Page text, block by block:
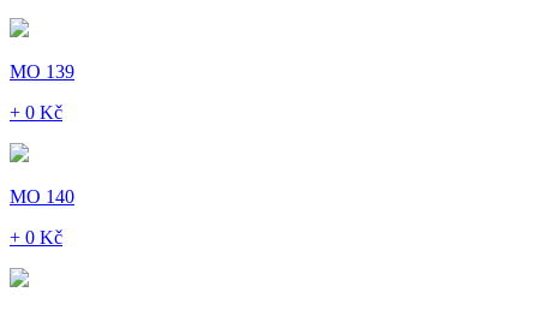
MO 139
+ 0 Kč
MO 140
+ 0 Kč